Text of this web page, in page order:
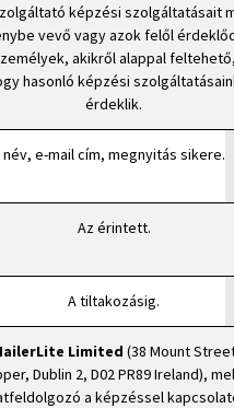
képzési szolgáltatásait
vevő vagy azok felől
akikről alappal
hasonló képzési
érdeklik.
név, e-mail cím, megnyitás sikere.
Az érintett.
A tiltakozásig.
Limited (38 Mount
Dublin 2, D02 PR89 Ireland),
a képzéssel